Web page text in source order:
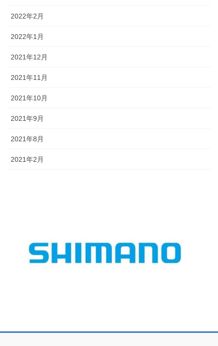
2022年2月
2022年1月
2021年12月
2021年11月
2021年10月
2021年9月
2021年8月
2021年2月